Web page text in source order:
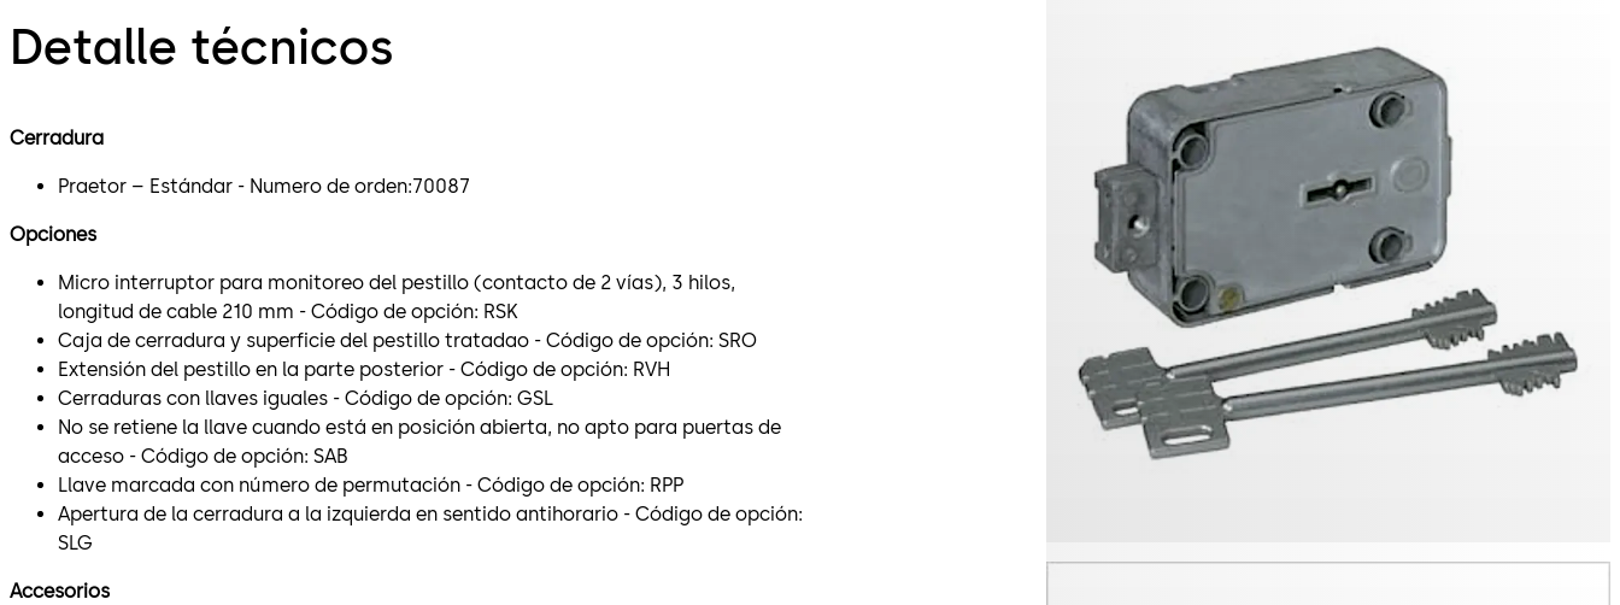
Detalle técnicos
Cerradura
Praetor – Estándar - Numero de orden:70087
Opciones
Micro interruptor para monitoreo del pestillo (contacto de 2 vías), 3 hilos,
longitud de cable 210 mm - Código de opción: RSK
Caja de cerradura y superficie del pestillo tratadao - Código de opción: SRO
Extensión del pestillo en la parte posterior - Código de opción: RVH
Cerraduras con llaves iguales - Código de opción: GSL
No se retiene la llave cuando está en posición abierta, no apto para puertas de
acceso - Código de opción: SAB
Llave marcada con número de permutación - Código de opción: RPP
Apertura de la cerradura a la izquierda en sentido antihorario - Código de opción:
SLG
Accesorios